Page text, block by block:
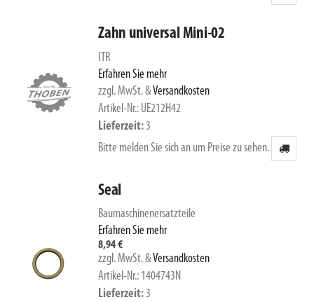
Zahn universal Mini-02
ITR
Erfahren Sie mehr
zzgl. MwSt.&Versandkosten
Artikel-Nr.: UE212H42
Lieferzeit 3
Bitte melden Sie sich an um Preise zu sehen.
Seal
Baumaschinenersatzteile
Erfahren Sie mehr
8,94 €
zzgl. MwSt.&Versandkosten
Artikel-Nr.: 1404743N
Lieferzeit 3